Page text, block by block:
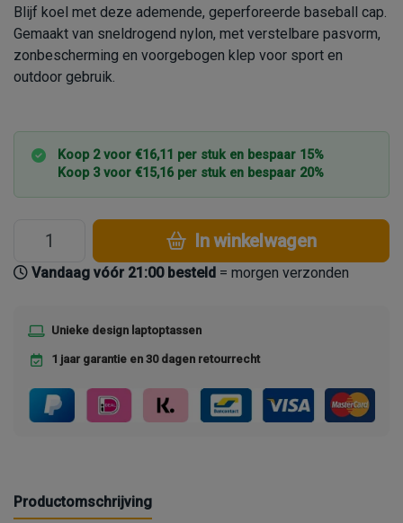
Blijf koel met deze ademende, geperforeerde baseball cap.
Gemaakt van sneldrogend nylon, met verstelbare pasvorm,
zonbescherming en voorgebogen klep voor sport en
outdoor gebruik.
Koop 2 voor €16,11 per stuk en bespaar 15%
Koop 3 voor €15,16 per stuk en bespaar 20%
In winkelwagen
Vandaag vóór 21:00 besteld = morgen verzonden
Unieke design laptoptassen
1 jaar garantie en 30 dagen retourrecht
Productomschrijving